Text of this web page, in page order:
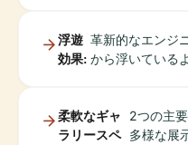
浮遊
効果:
革新的なエンジ
から浮いている
柔軟なギャ
ラリースペ
2つの主
多様な展